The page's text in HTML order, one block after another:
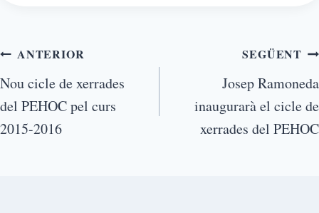
ANTERIOR
Nou cicle de xerrades
del PEHOC pel curs
2015-2016
SEGÜENT
Josep Ramoneda
inaugurarà el cicle de
xerrades del PEHOC